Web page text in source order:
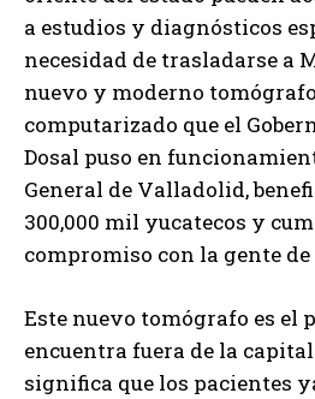
a estudios y diagnósticos
necesidad de trasladarse a
nuevo y moderno
computarizado que el
Dosal puso en
General de Valladolid,
300,000 mil yucatecos y
compromiso con la gente
Este nuevo tomógrafo es el
encuentra fuera de la
significa que los pacientes